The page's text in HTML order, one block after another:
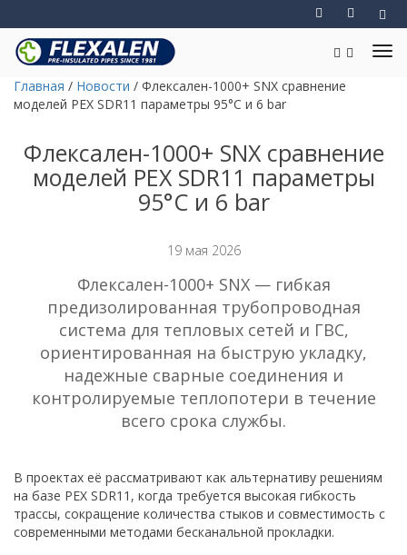
Главная / Новости / Флексален-1000+ SNX сравнение
моделей PEX SDR11 параметры 95°C и 6 bar
Флексален-1000+ SNX сравнение
моделей PEX SDR11 параметры
95°C и 6 bar
19 мая 2026
Флексален-1000+ SNX — гибкая
предизолированная трубопроводная
система для тепловых сетей и ГВС,
ориентированная на быструю укладку,
надежные сварные соединения и
контролируемые теплопотери в течение
всего срока службы.
В проектах её рассматривают как альтернативу решениям
на базе PEX SDR11, когда требуется высокая гибкость
трассы, сокращение количества стыков и совместимость с
современными методами бесканальной прокладки.